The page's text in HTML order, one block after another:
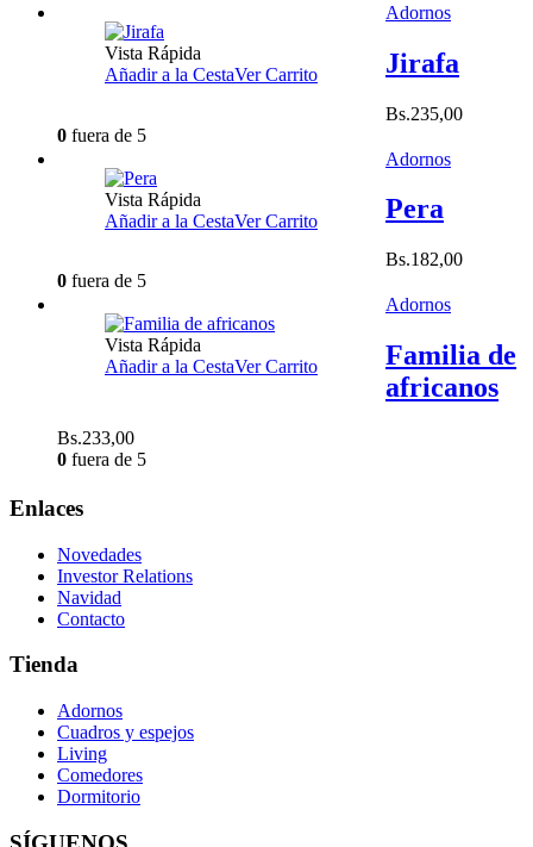
Vista Rápida
Añadir a la CestaVer Carrito
Adornos
Jirafa
Bs.235,00
0 fuera de 5
Vista Rápida
Añadir a la CestaVer Carrito
Adornos
Pera
Bs.182,00
0 fuera de 5
Vista Rápida
Añadir a la CestaVer Carrito
Adornos
Familia de
africanos
Bs.233,00
0 fuera de 5
Enlaces
Novedades
Investor Relations
Navidad
Contacto
Tienda
Adornos
Cuadros y espejos
Living
Comedores
Dormitorio